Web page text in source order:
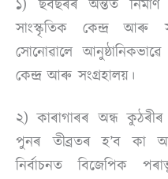
১) ছবছৰৰ অন্তত
সাংস্কৃতিক কেন্দ্ৰ আৰু
সোনোৱালে
কেন্দ্ৰ আৰু সংগ্ৰহালয়।
২) কাৰাগাৰৰ অন্ধ
পুনৰ তীব্রতৰ হ’ব কা
নিৰ্বাচনত বিজেপিক